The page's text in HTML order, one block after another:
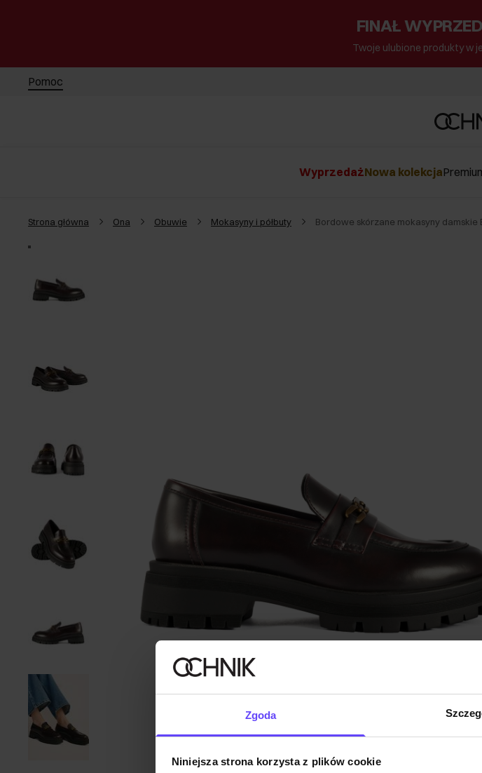
Zgoda
Niniejsza strona korzysta z plików cookie
FINAŁ
Twoje ulubione produkty w
Pomoc
WyprzedażNowa kolekcja
Strona główna Ona Obuwie Mokasyny i półbuty Bordowe skórzane mokasyny damskie